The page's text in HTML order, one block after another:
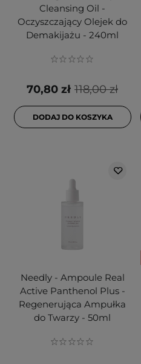
Cleansing Oil -
Oczyszczający Olejek do
Demakijażu - 240ml
118,00 zł
70,80 zł
DODAJ DO KOSZYKA
Needly - Ampoule Real
Active Panthenol Plus -
Regenerująca Ampułka
do Twarzy - 50ml